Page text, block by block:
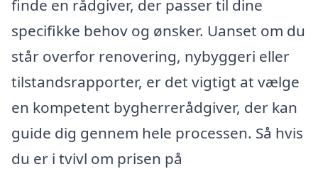
finde en rådgiver, der passer til dine
specifikke behov og ønsker. Uanset om du
står overfor renovering, nybyggeri eller
tilstandsrapporter, er det vigtigt at vælge
en kompetent bygherrerådgiver, der kan
guide dig gennem hele processen. Så hvis
du er i tvivl om prisen på